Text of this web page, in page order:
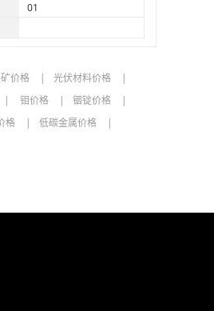
01
价格
光伏材料价格
钼价格
铟锭价格
格
低碳金属价格